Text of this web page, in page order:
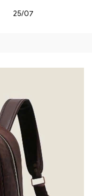
25/07